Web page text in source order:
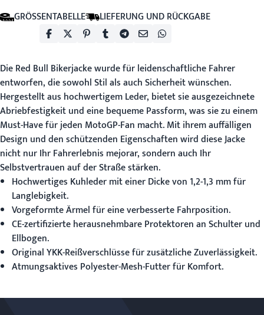
GRÖSSENTABELLE LIEFERUNG UND RÜCKGABE
DieRed Bull Bikerjackewurde für leidenschaftliche Fahrer
entworfen, die sowohl Stil als auch Sicherheit wünschen.
Hergestellt aus hochwertigem Leder, bietet sie ausgezeichnete
Abriebfestigkeit und eine bequeme Passform, was sie zu einem
Must-Have für jeden MotoGP-Fan macht. Mit ihrem auffälligen
Design und den schützenden Eigenschaften wird diese Jacke
nicht nur Ihr Fahrerlebnis mejorar, sondern auch Ihr
Selbstvertrauen auf der Straße stärken.
Hochwertiges Kuhleder mit einer Dicke von 1,2-1,3 mm für
Langlebigkeit.
Vorgeformte Ärmel für eine verbesserte Fahrposition.
CE-zertifizierte herausnehmbare Protektoren an Schulter und
Ellbogen.
Original YKK-Reißverschlüsse für zusätzliche Zuverlässigkeit.
Atmungsaktives Polyester-Mesh-Futter für Komfort.